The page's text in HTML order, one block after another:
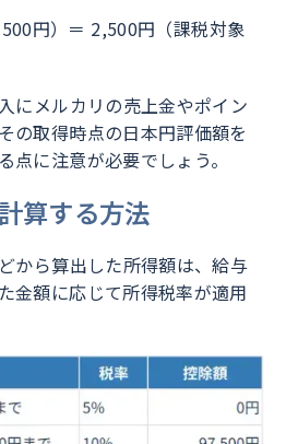
円）＝ 2,500円（課税対象
にメルカリの売上金やポイン
の取得時点の日本円評価額を
点に注意が必要でしょう。
算する方法
から算出した所得額は、給与
金額に応じて所得税率が適用